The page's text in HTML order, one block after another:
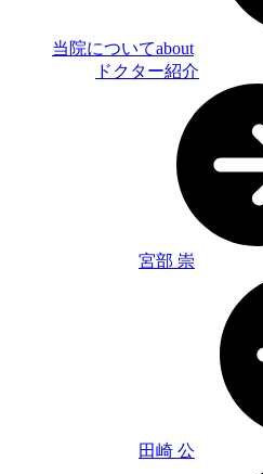
当院についてabout
ドクター紹介
宮部 崇
田崎 公